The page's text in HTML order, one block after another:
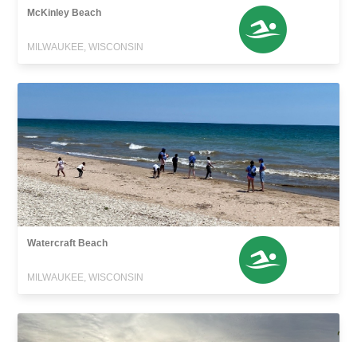
McKinley Beach
MILWAUKEE, WISCONSIN
Watercraft Beach
MILWAUKEE, WISCONSIN